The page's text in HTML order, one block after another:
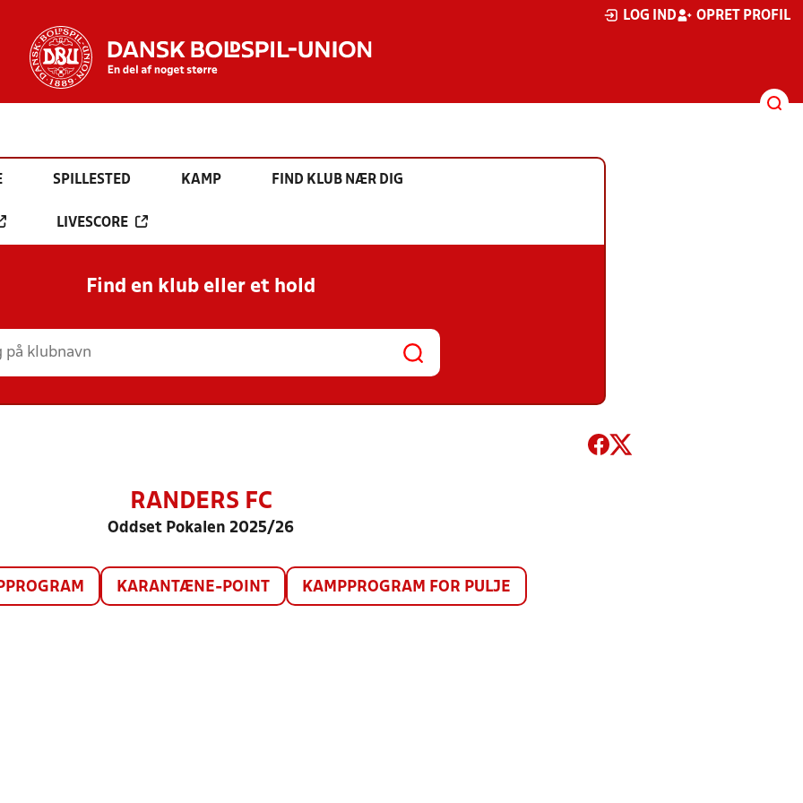
LOG IND OPRET PROFIL
SPILLESTED KAMP FIND KLUB NÆR DIG
LIVESCORE
Find en klub eller et hold
RANDERS FC
Oddset Pokalen 2025/26
KARANTÆNE-POINT KAMPPROGRAM FOR PULJE